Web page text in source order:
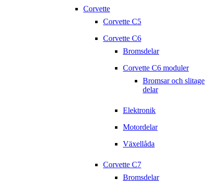
Corvette
Corvette C5
Corvette C6
Bromsdelar
Corvette C6 moduler
Bromsar och slitage
delar
Elektronik
Motordelar
Växellåda
Corvette C7
Bromsdelar